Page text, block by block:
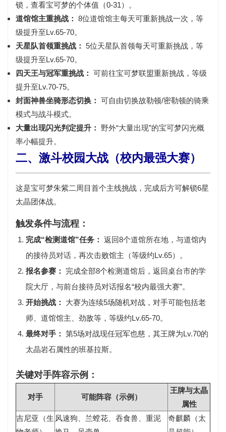
锁，查看宝可梦的个体值（0-31）。
道馆馆主重挑战： 8位道馆馆主每天可重新挑战一次，等
级提升至Lv.65-70。
天星队首领重挑战： 5位天星队首领每天可重新挑战，等
级提升至Lv.65-70。
四天王与冠军重挑战： 可前往宝可梦联盟重新挑战，等级
提升至Lv.70-75。
封面神兽坐骑形态切换： 可自由切换故勒顿/密勒顿的骑乘
模式与战斗模式。
大量出现闪光判定提升：
野外“大量出现”的宝可梦闪光概
率小幅提升。
二、激斗校园大战（校内最强大赛）
这是宝可梦朱紫二周目首个主线挑战，完成后方可解锁6星
太晶团体战。
触发条件与流程：
完成“检测道馆”任务： 返回8个道馆所在地 ，与道馆内
的接待员对话，再次击败馆主（等级约Lv.65）。
报名参赛：
完成全部8个检测道馆后，返回桌台市的学
院大厅 ，与前台接待员对话报名“校内最强大赛”。
开始挑战：
大赛为连续5场随机对战，对手可能包括老
师、道馆馆主、劲敌等，等级约Lv.65-70。
最终对手： 第5场对战现任冠军也慈 ，其王牌为Lv.70的
太晶岩石属性的班基拉斯。
关键对手阵容示例：
对手 可能阵容（示例）
王牌与太晶
属性
吉尼亚（生 风速狗、兰螳花、吞食兽、重泥
奇麒麟（太